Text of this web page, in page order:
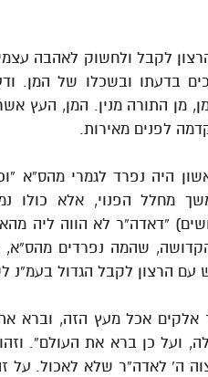
לקבל ולחשוק לאהבה
בדעתו ובשכלו של המן.
מן התורה מנין. המן, העץ
לפנים מאירות.
היה נפרד לגמרי מהס”א
מחלל הפנוי, אלא כולו
“דאדה”ר לא הווה ליה
שהמה נפרדים מהס”א,
עם הרצון לקבל הגדול
אכל מעץ הזה, וברא
ועל כן ברא את העולם”.
ה’ לאדה”ר שלא לאכול. על